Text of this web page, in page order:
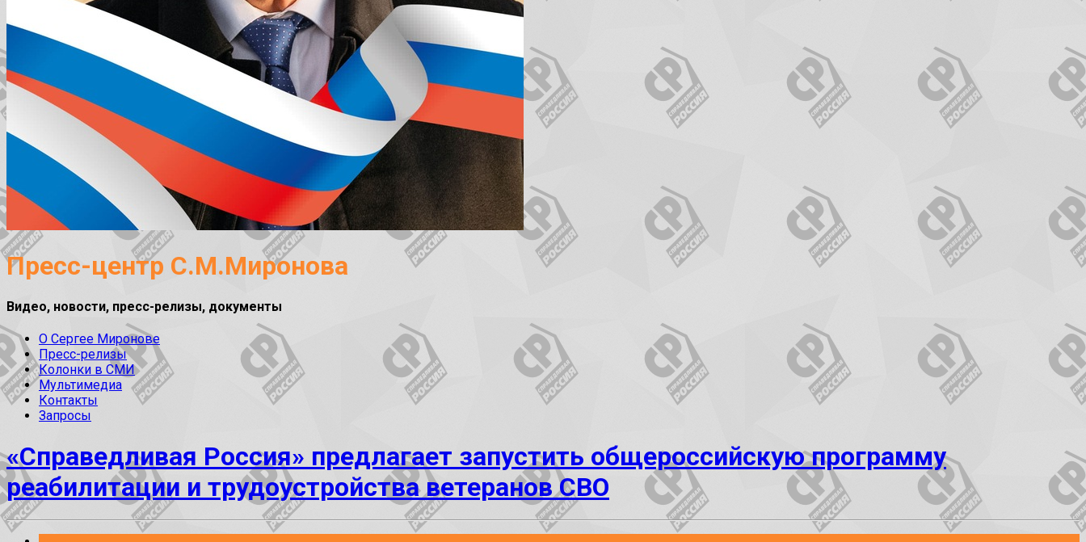
Пресс-центр С.М.Миронова
Видео, новости, пресс-релизы, документы
О Сергее Миронове
Пресс-релизы
Колонки в СМИ
Мультимедиа
Контакты
Запросы
«Справедливая Россия» предлагает запустить общероссийскую программу
реабилитации и трудоустройства ветеранов СВО